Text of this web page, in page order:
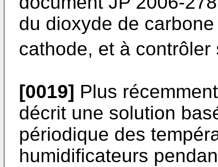
du dioxyde de
cathode, et à contrôler
[0019] Plus
décrit une solution
périodique des
humidificateurs